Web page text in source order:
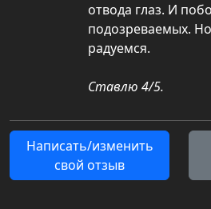
отвода глаз. И
подозреваемых.
радуемся.
Ставлю 4/5.
Написать/изменить
свой отзыв